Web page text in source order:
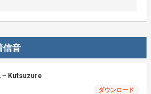
信音
– Kutsuzure
ダウンロード